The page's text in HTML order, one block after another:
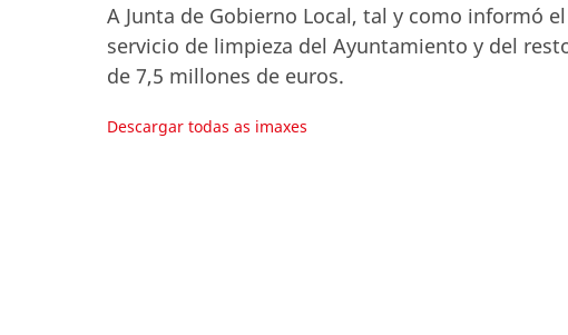
A Junta de Gobierno Local, tal y como informó
servicio de limpieza del Ayuntamiento y del
de 7,5 millones de euros.
Descargar todas as imaxes